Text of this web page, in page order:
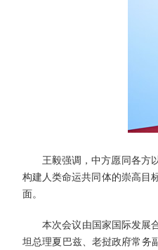
王毅强调，中方愿同各方
构建人类命运共同体的崇高目
面。
本次会议由国家国际发展
坦总理夏巴兹、老挝政府常务